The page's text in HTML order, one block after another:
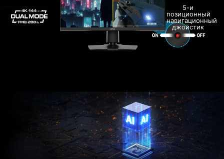
5-и
позиционный
навигационный
джойстик